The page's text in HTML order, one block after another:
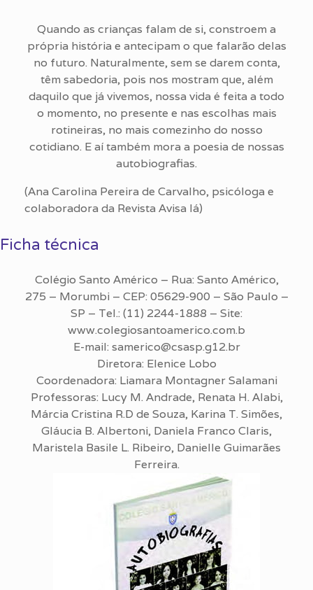
Quando as crianças falam de si, constroem a
própria história e antecipam o que falarão delas
no futuro. Naturalmente, sem se darem conta,
têm sabedoria, pois nos mostram que, além
daquilo que já vivemos, nossa vida é feita a todo
o momento, no presente e nas escolhas mais
rotineiras, no mais comezinho do nosso
cotidiano. E aí também mora a poesia de nossas
autobiografias.
(Ana Carolina Pereira de Carvalho, psicóloga e
colaboradora da Revista Avisa lá)
Ficha técnica
Colégio Santo Américo – Rua: Santo Américo,
275 – Morumbi – CEP: 05629-900 – São Paulo –
SP – Tel.: (11) 2244-1888 – Site:
www.colegiosantoamerico.com.b
E-mail: samerico@csasp.g12.br
Diretora: Elenice Lobo
Coordenadora: Liamara Montagner Salamani
Professoras: Lucy M. Andrade, Renata H. Alabi,
Márcia Cristina R.D de Souza, Karina T. Simões,
Gláucia B. Albertoni, Daniela Franco Claris,
Maristela Basile L. Ribeiro, Danielle Guimarães
Ferreira.